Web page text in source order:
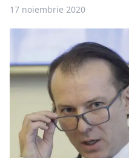
17 noiembrie 2020